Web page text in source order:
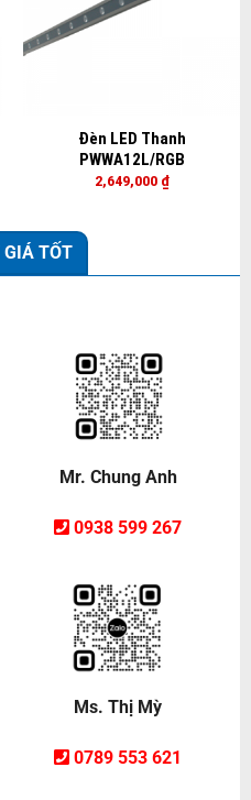
Đèn LED Thanh
PWWA12L/RGB
2,649,000 ₫
GIÁ TỐT
Mr. Chung Anh
0938 599 267
Ms. Thị Mỳ
0789 553 621